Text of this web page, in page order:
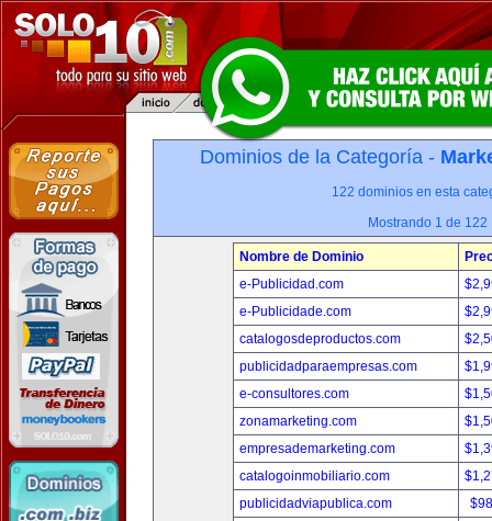
Dominios de la Categoría -
122 dominios en esta
Mostrando 1 de 122
Nombre de Dominio
e-Publicidad.com
e-Publicidade.com
catalogosdeproductos.com
publicidadparaempresas.com
e-consultores.com
zonamarketing.com
empresademarketing.com
catalogoinmobiliario.com
publicidadviapublica.com